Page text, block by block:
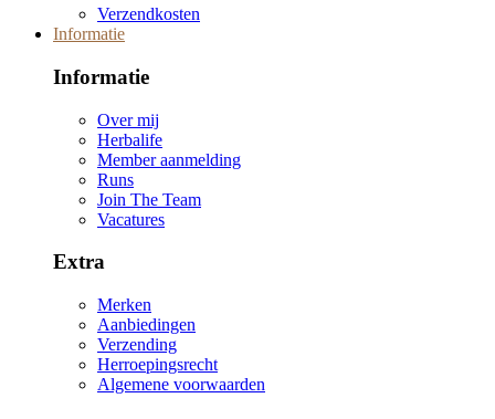
Verzendkosten
Informatie
Informatie
Over mij
Herbalife
Member aanmelding
Runs
Join The Team
Vacatures
Extra
Merken
Aanbiedingen
Verzending
Herroepingsrecht
Algemene voorwaarden